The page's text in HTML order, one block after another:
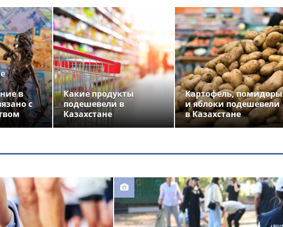
в
с
Какие продукты
подешевели в
Казахстане
Картофель, помидоры
и яблоки подешевели
в Казахстане